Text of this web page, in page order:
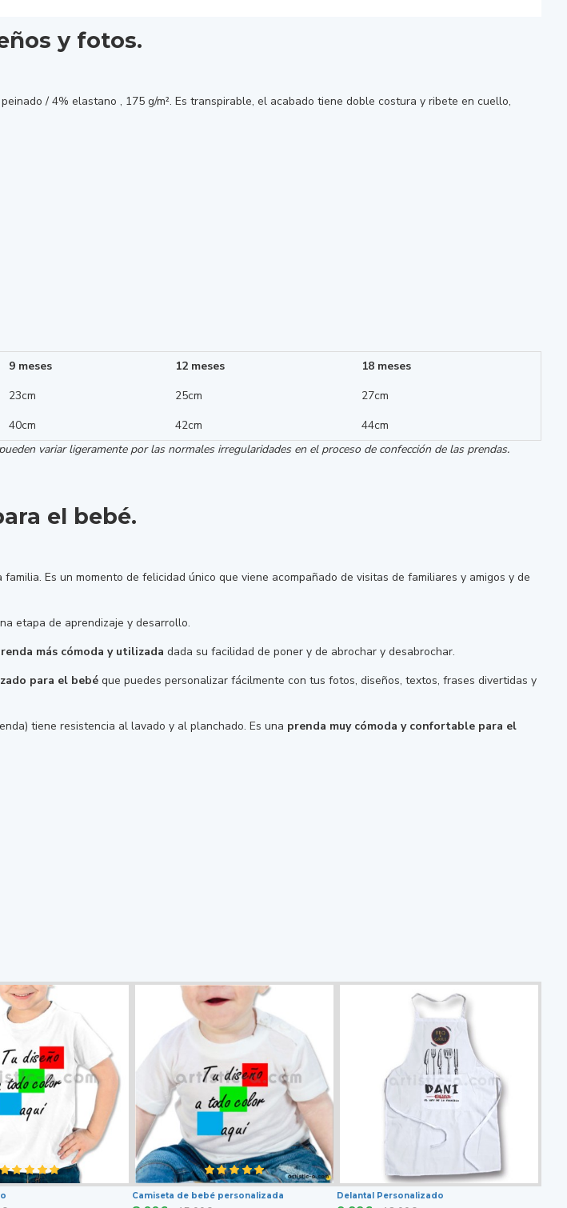
y fotos.
/ 4% elastano , 175 g/m². Es transpirable, el acabado tiene doble costura y ribete en cuello,
9 meses 12 meses
18 meses
23cm 25cm
27cm
40cm 42cm
44cm
variar ligeramente por las normales irregularidades en el proceso de confección de las prendas.
el bebé.
Es un momento de felicidad único que viene acompañado de visitas de familiares y amigos y de
etapa de aprendizaje y desarrollo.
más cómoda y utilizada dada su facilidad de poner y de abrochar y desabrochar.
para el bebé que puedes personalizar fácilmente con tus fotos, diseños, textos, frases divertidas y
tiene resistencia al lavado y al planchado. Es una prenda muy cómoda y confortable para el
Camiseta de bebé personalizada Delantal Personalizado